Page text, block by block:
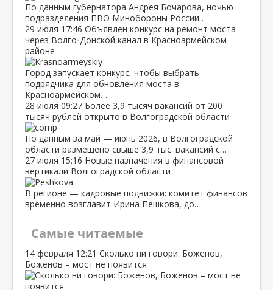
По данным губернатора Андрея Бочарова, ночью
подразделения ПВО Минобороны России…
29 июля 17:46 Объявлен конкурс на ремонт моста
через Волго‑Донской канал в Красноармейском
районе
Город запускает конкурс, чтобы выбрать
подрядчика для обновления моста в
Красноармейском…
28 июля 09:27 Более 3,9 тысяч вакансий от 200
тысяч рублей открыто в Волгоградской области
По данным за май — июнь 2026, в Волгоградской
области размещено свыше 3,9 тыс. вакансий с…
27 июля 15:16 Новые назначения в финансовой
вертикали Волгоградской области
В регионе — кадровые подвижки: комитет финансов
временно возглавит Ирина Пешкова, до…
Самые читаемые
14 февраля 12:21 Сколько ни говори: Боженов,
Боженов – мост не появится